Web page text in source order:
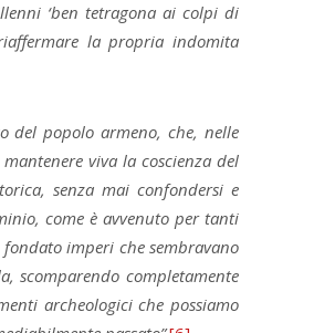
‘ben tetragona ai colpi di
la propria indomita
del popolo armeno, che, nelle
viva la coscienza del
senza mai confondersi e
come è avvenuto per tanti
imperi che sembravano
scomparendo completamente
archeologici che possiamo